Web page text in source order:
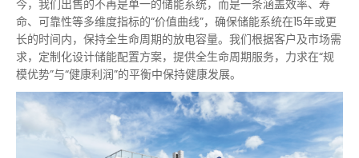
今，我们出售的不再是单一的储能系统，而是一条涵盖效率、寿
命、可靠性等多维度指标的“价值曲线”，确保储能系统在15年或更
长的时间内，保持全生命周期的放电容量。我们根据客户及市场需
求，定制化设计储能配置方案，提供全生命周期服务，力求在“规
模优势”与“健康利润”的平衡中保持健康发展。